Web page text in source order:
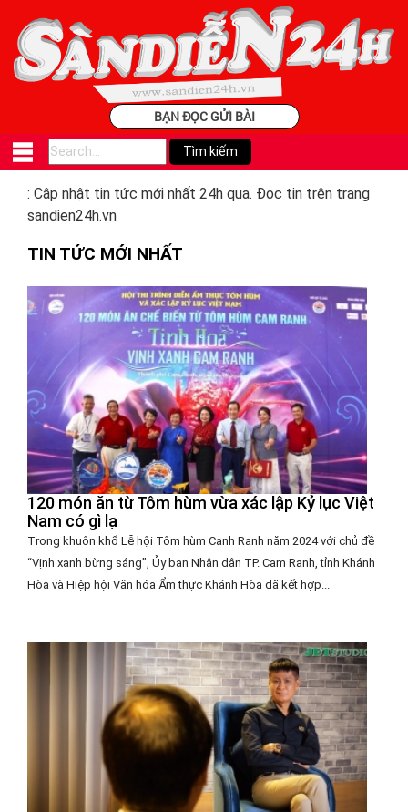
BẠN ĐỌC GỬI BÀI
: Cập nhật tin tức mới nhất 24h qua. Đọc tin trên trang
sandien24h.vn
TIN TỨC MỚI NHẤT
120 món ăn từ Tôm hùm vừa xác lập Kỷ lục Việt
Nam có gì lạ
Trong khuôn khổ Lễ hội Tôm hùm Canh Ranh năm 2024 với chủ đề
“Vịnh xanh bừng sáng”, Ủy ban Nhân dân TP. Cam Ranh, tỉnh Khánh
Hòa và Hiệp hội Văn hóa Ẩm thực Khánh Hòa đã kết hợp...